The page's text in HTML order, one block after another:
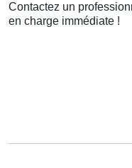
Contactez un
en charge immédiate !